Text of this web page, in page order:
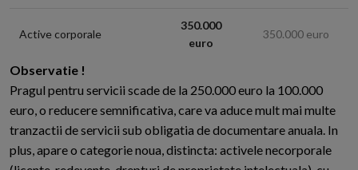
Active corporale
350.000
euro
350.000 euro
Observatie !
Pragul pentru servicii scade de la 250.000 euro la 100.000
euro, o reducere semnificativa, care va aduce mult mai multe
tranzactii de servicii sub obligatia de documentare anuala. In
plus, apare o categorie noua, distincta: activele necorporale